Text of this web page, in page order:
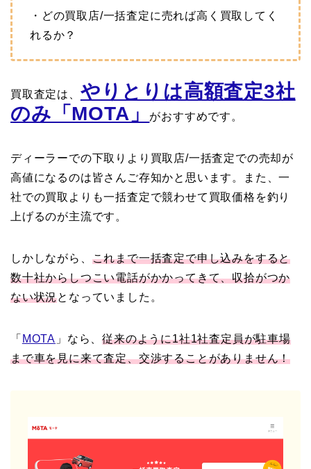
・どの買取店/一括査定に売れば高く買取してく
れるか？
買取査定は、 やりとりは高額査定3社
のみ「MOTA」
がおすすめです。
ディーラーでの下取りより買取店/一括査定での売却が
高値になるのは皆さんご存知かと思います。また、一
社での買取よりも一括査定で競わせて買取価格を釣り
上げるのが主流です。
しかしながら、 これまで一括査定で申し込みをすると
数十社からしつこい電話がかかってきて、収拾がつか
ない状況となっていました。
「 MOTA 」なら、従来のように1社1社査定員が駐車場
まで車を見に来て査定、交渉することがありません！